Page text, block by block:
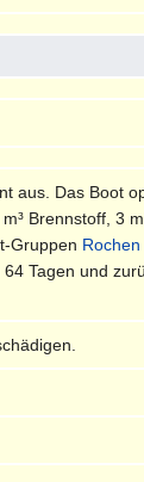
aus. Das Boot
Brennstoff, 3
Gruppen Rochen
Tagen und